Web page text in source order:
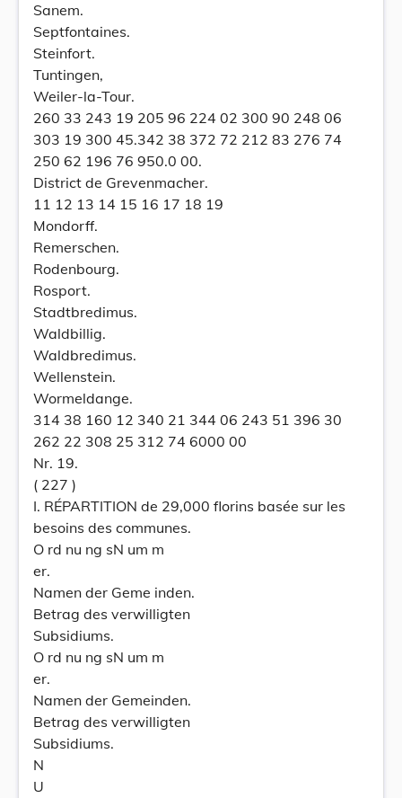
Sanem.
Septfontaines.
Steinfort.
Tuntingen,
Weiler-la-Tour.
260 33 243 19 205 96 224 02 300 90 248 06
303 19 300 45.342 38 372 72 212 83 276 74
250 62 196 76 950.0 00.
District de Grevenmacher.
11 12 13 14 15 16 17 18 19
Mondorff.
Remerschen.
Rodenbourg.
Rosport.
Stadtbredimus.
Waldbillig.
Waldbredimus.
Wellenstein.
Wormeldange.
314 38 160 12 340 21 344 06 243 51 396 30
262 22 308 25 312 74 6000 00
Nr. 19.
( 227 )
I. RÉPARTITION de 29,000 florins basée sur les
besoins des communes.
O rd nu ng sN um m
er.
Namen der Geme inden.
Betrag des verwilligten
Subsidiums.
O rd nu ng sN um m
er.
Namen der Gemeinden.
Betrag des verwilligten
Subsidiums.
N
U